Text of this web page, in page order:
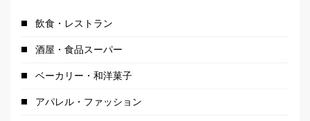
飲食・レストラン
酒屋・食品スーパー
ベーカリー・和洋菓子
アパレル・ファッション